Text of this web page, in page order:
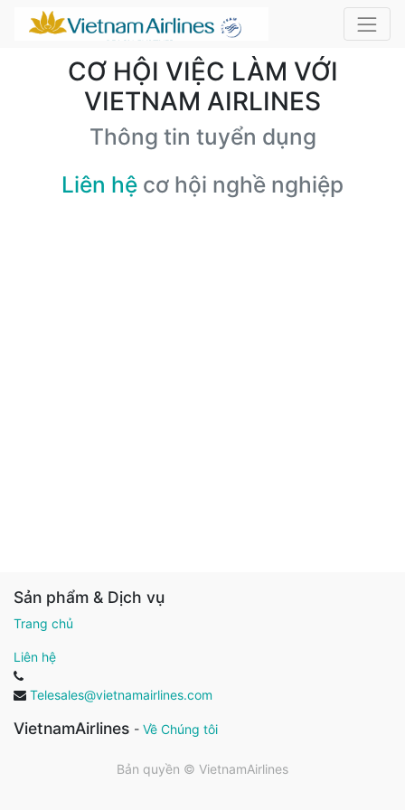
CƠ HỘI VIỆC LÀM VỚI
VIETNAM AIRLINES
Thông tin tuyển dụng
Liên hệ cơ hội nghề nghiệp
Sản phẩm & Dịch vụ
Trang chủ
Liên hệ
Telesales@vietnamairlines.com
VietnamAirlines - Về Chúng tôi
Bản quyền © VietnamAirlines